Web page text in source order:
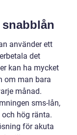
använder ett
det
kan ha mycket
om man bara
månad.
sms-lån,
hög ränta.
för akuta